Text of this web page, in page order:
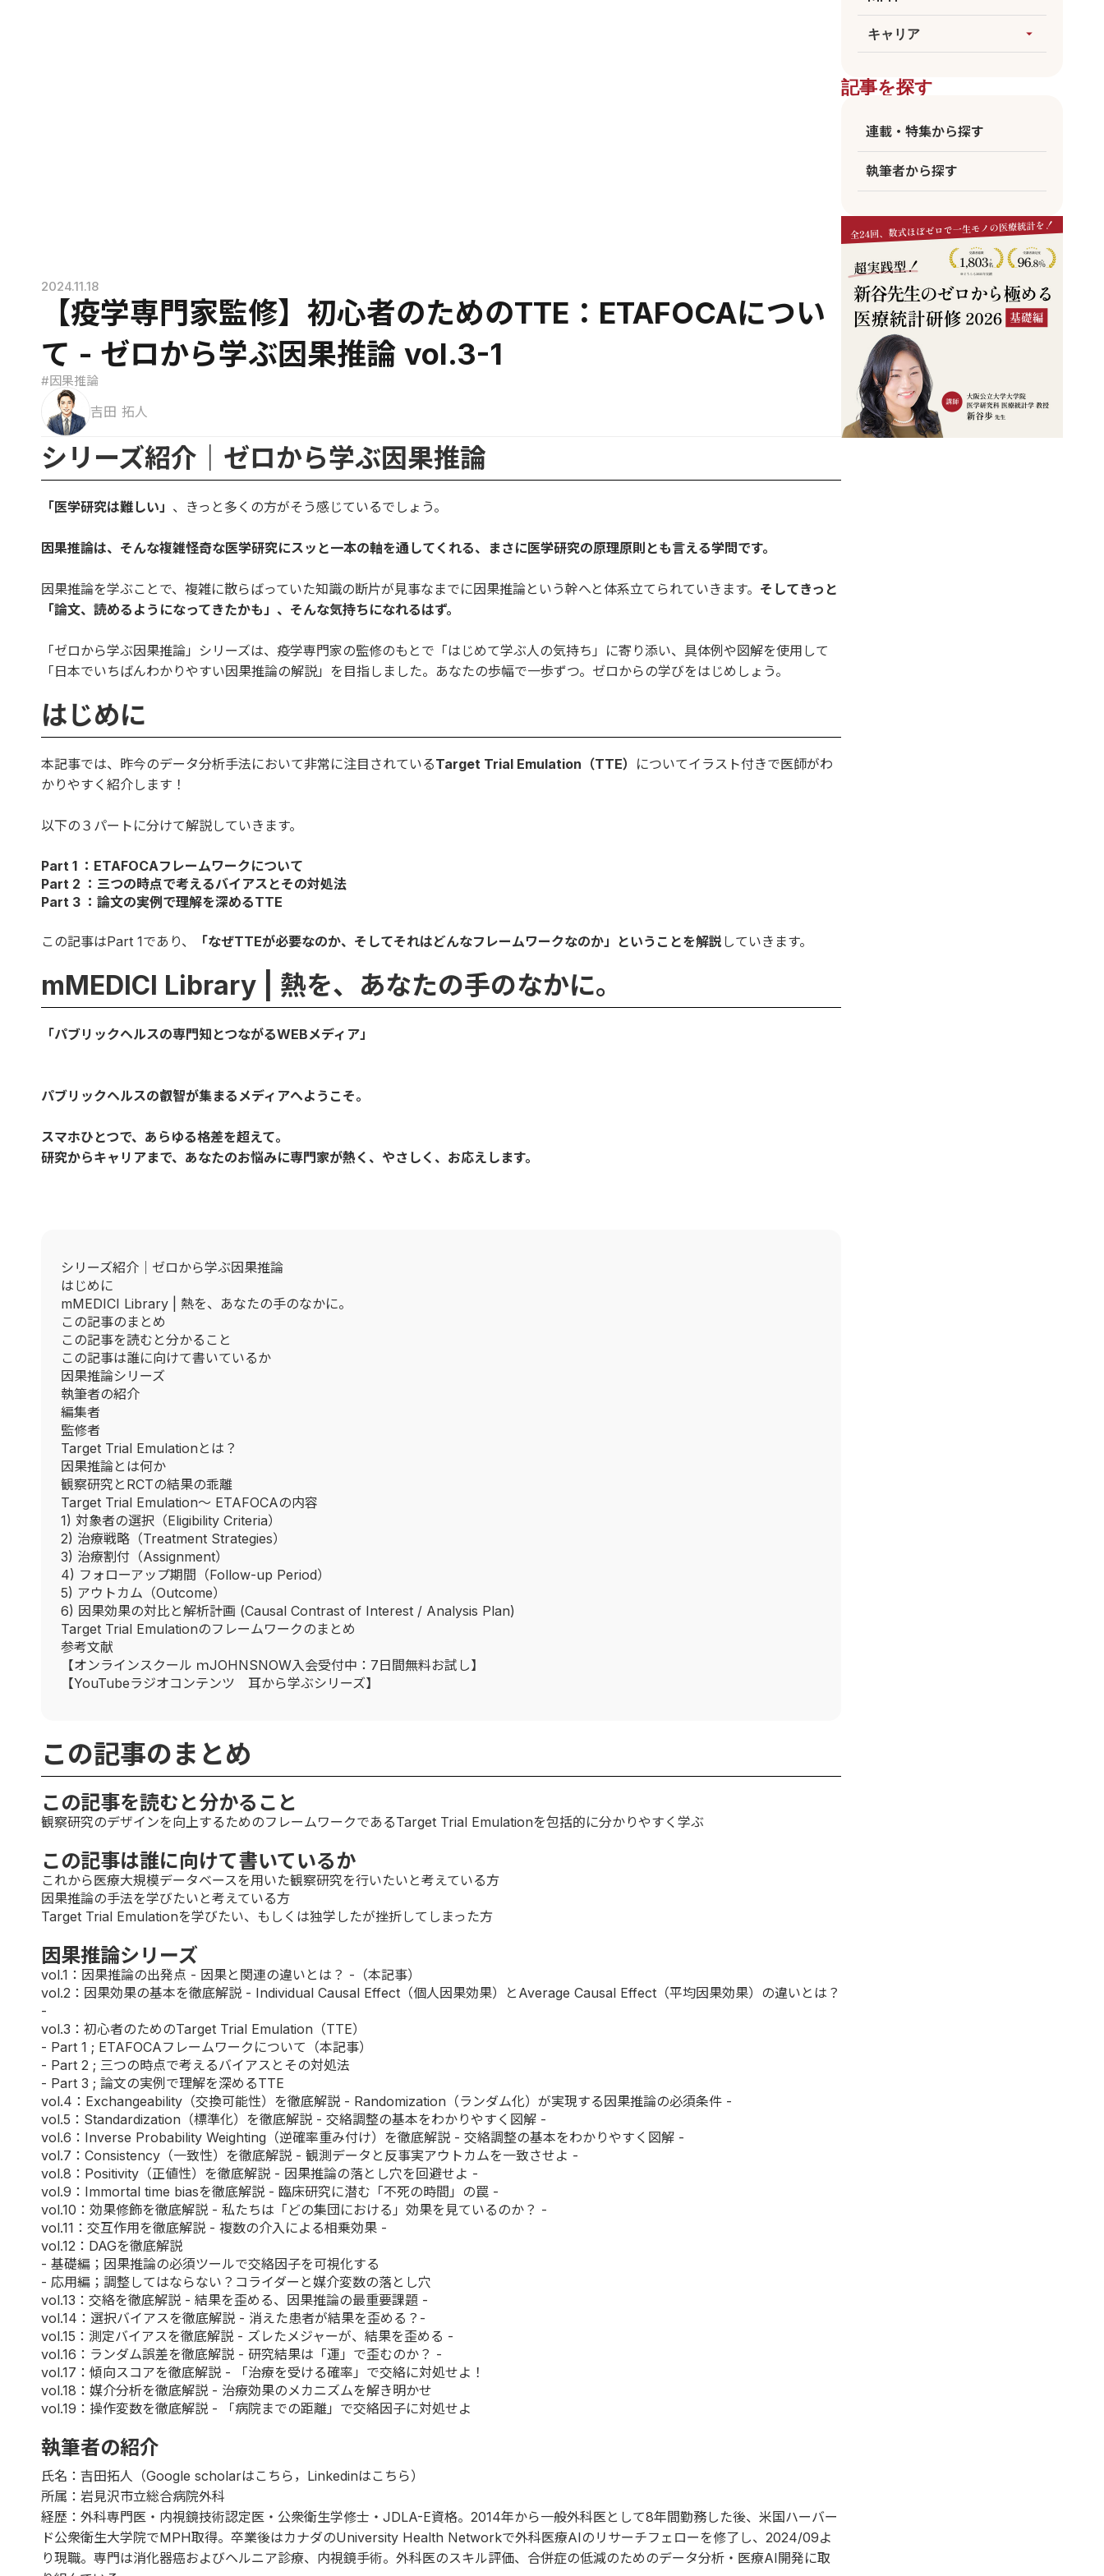
2024.11.18
【疫学専門家監修】初心者のためのTTE：ETAFOCAについ
て - ゼロから学ぶ因果推論 vol.3-1
#因果推論
吉田 拓人
シリーズ紹介｜ゼロから学ぶ因果推論
「医学研究は難しい」 、きっと多くの方がそう感じているでしょう。
因果推論は、そんな複雑怪奇な医学研究にスッと一本の軸を通してくれる、まさに医学研究の原理原則とも言える学問です。
因果推論を学ぶことで、複雑に散らばっていた知識の断片が見事なまでに因果推論という幹へと体系立てられていきます。 そしてきっと
「論文、読めるようになってきたかも」、そんな気持ちになれるはず。
「ゼロから学ぶ因果推論」シリーズは、疫学専門家の監修のもとで「はじめて学ぶ人の気持ち」に寄り添い、具体例や図解を使用して
「日本でいちばんわかりやすい因果推論の解説」を目指しました。あなたの歩幅で一歩ずつ。ゼロからの学びをはじめしょう。
はじめに
本記事では、昨今のデータ分析手法において非常に注目されているTarget Trial Emulation（TTE） についてイラスト付きで医師がわ
かりやすく紹介します！
以下の３パートに分けて解説していきます。
Part 1 ：ETAFOCAフレームワークについて
Part 2 ：三つの時点で考えるバイアスとその対処法
Part 3 ：論文の実例で理解を深めるTTE
この記事はPart 1であり、 「なぜTTEが必要なのか、そしてそれはどんなフレームワークなのか」ということを解説 していきます。
mMEDICI Library | 熱を、あなたの手のなかに。
「パブリックヘルスの専門知とつながるWEBメディア」
パブリックヘルスの叡智が集まるメディアへようこそ。
スマホひとつで、あらゆる格差を超えて。
研究からキャリアまで、あなたのお悩みに専門家が熱く、やさしく、お応えします。
シリーズ紹介｜ゼロから学ぶ因果推論
はじめに
mMEDICI Library | 熱を、あなたの手のなかに。
この記事のまとめ
この記事を読むと分かること
この記事は誰に向けて書いているか
因果推論シリーズ
執筆者の紹介
編集者
監修者
Target Trial Emulationとは？
因果推論とは何か
観察研究とRCTの結果の乖離
Target Trial Emulation〜 ETAFOCAの内容
1) 対象者の選択（Eligibility Criteria）
2) 治療戦略（Treatment Strategies）
3) 治療割付（Assignment）
4) フォローアップ期間（Follow-up Period）
5) アウトカム（Outcome）
6) 因果効果の対比と解析計画 (Causal Contrast of Interest / Analysis Plan)
Target Trial Emulationのフレームワークのまとめ
参考文献
【オンラインスクール ｍJOHNSNOW入会受付中：7日間無料お試し】
【YouTubeラジオコンテンツ 耳から学ぶシリーズ】
この記事のまとめ
この記事を読むと分かること
観察研究のデザインを向上するためのフレームワークであるTarget Trial Emulationを包括的に分かりやすく学ぶ
この記事は誰に向けて書いているか
これから医療大規模データベースを用いた観察研究を行いたいと考えている方
因果推論の手法を学びたいと考えている方
Target Trial Emulationを学びたい、もしくは独学したが挫折してしまった方
因果推論シリーズ
vol.1 ：因果推論の出発点 - 因果と関連の違いとは？ -（本記事）
vol.2 ：因果効果の基本を徹底解説 - Individual Causal Effect（個人因果効果）とAverage Causal Effect（平均因果効果）の違いとは？
-
vol.3：初心者のためのTarget Trial Emulation（TTE）
- Part 1 ; ETAFOCAフレームワークについて（本記事）
- Part 2 ; 三つの時点で考えるバイアスとその対処法
- Part 3 ; 論文の実例で理解を深めるTTE
vol.4 ：Exchangeability（交換可能性）を徹底解説 - Randomization（ランダム化）が実現する因果推論の必須条件 -
vol.5 ：Standardization（標準化）を徹底解説 - 交絡調整の基本をわかりやすく図解 -
vol.6 ：Inverse Probability Weighting（逆確率重み付け）を徹底解説 - 交絡調整の基本をわかりやすく図解 -
vol.7 ：Consistency（一致性）を徹底解説 - 観測データと反事実アウトカムを一致させよ -
vol.8 ：Positivity（正値性）を徹底解説 - 因果推論の落とし穴を回避せよ -
vol.9 ：Immortal time biasを徹底解説 - 臨床研究に潜む「不死の時間」の罠 -
vol.10 ：効果修飾を徹底解説 - 私たちは「どの集団における」効果を見ているのか？ -
vol.11 ：交互作用を徹底解説 - 複数の介入による相乗効果 -
vol.12：DAGを徹底解説
- 基礎編 ；因果推論の必須ツールで交絡因子を可視化する
- 応用編 ；調整してはならない？コライダーと媒介変数の落とし穴
vol.13 ：交絡を徹底解説 - 結果を歪める、因果推論の最重要課題 -
vol.14 ：選択バイアスを徹底解説 - 消えた患者が結果を歪める？-
vol.15 ：測定バイアスを徹底解説 - ズレたメジャーが、結果を歪める -
vol.16 ：ランダム誤差を徹底解説 - 研究結果は「運」で歪むのか？ -
vol.17 ：傾向スコアを徹底解説 - 「治療を受ける確率」で交絡に対処せよ！
vol.18 ：媒介分析を徹底解説 - 治療効果のメカニズムを解き明かせ
vol.19 ：操作変数を徹底解説 - 「病院までの距離」で交絡因子に対処せよ
執筆者の紹介
氏名：吉田拓人（Google scholarは こちら ，Linkedinは こちら）
所属：岩見沢市立総合病院外科
経歴：外科専門医・内視鏡技術認定医・公衆衛生学修士・JDLA-E資格。2014年から一般外科医として8年間勤務した後、米国ハーバー
ド公衆衛生大学院でMPH取得。卒業後はカナダのUniversity Health Networkで外科医療AIのリサーチフェローを修了し、2024/09よ
り現職。専門は消化器癌およびヘルニア診療、内視鏡手術。外科医のスキル評価、合併症の低減のためのデータ分析・医療AI開発に取
論文執筆
医療統計
臨床
ビジネス
すべてを見る
国公立MPH
京大MPH
キャリア arrow_drop_up
医師
看護師
リハビリ
アカデミア
企業職員
記事を探す
連載・特集から探す
執筆者から探す